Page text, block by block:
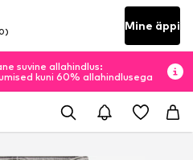
Mine äppi
suvine allahindlus:
kuni 60% allahindlusega